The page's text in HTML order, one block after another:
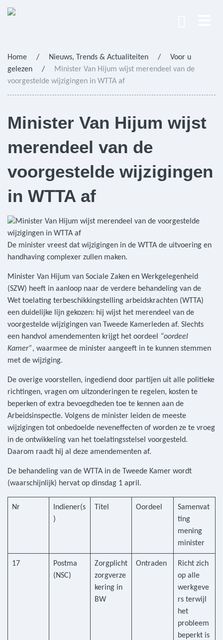
Home / Nieuws, Trends & Actualiteiten /
Voor u
gelezen
/
Minister Van Hijum wijst merendeel van de
voorgestelde wijzigingen in WTTA af
Minister Van Hijum wijst
merendeel van de
voorgestelde wijzigingen
in WTTA af
De minister vreest dat wijzigingen in de WTTA de uitvoering en
handhaving complexer zullen maken.
Minister Van Hijum van Sociale Zaken en Werkgelegenheid
(SZW) heeft in aanloop naar de verdere behandeling van de
Wet toelating terbeschikkingstelling arbeidskrachten (WTTA)
een duidelijke lijn gekozen: hij wijst het merendeel van de
voorgestelde wijzigingen van Tweede Kamerleden af. Slechts
een handvol amendementen krijgt het oordeel
“oordeel
Kamer”, waarmee de minister aangeeft in te kunnen stemmen
met de wijziging.
De overige voorstellen, ingediend door partijen uit alle politieke
richtingen, vragen om uitzonderingen te regelen, kosten te
beperken of extra bevoegdheden toe te kennen aan de
Arbeidsinspectie. Volgens de minister leiden de meeste
wijzigingen tot onbedoelde neveneffecten of worden ze te vroeg
in de ontwikkeling van het toelatingsstelsel voorgesteld.
Daarom raadt hij al deze amendementen af.
De behandeling van de WTTA in de Tweede Kamer wordt
(waarschijnlijk) hervat op dinsdag 1 april.
Nr
Indiener(s
)
Titel Oordeel
Samenvat
ting
mening
minister
17
Postma
(NSC)
Zorgplicht
zorgverze
kering in
BW
Ontraden
Richt zich
op alle
werkgeve
rs terwijl
het
probleem
beperkt is